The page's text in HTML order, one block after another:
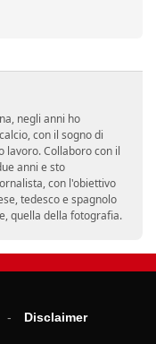
negli anni ho
con il sogno di
lavoro. Collaboro con il
anni e sto
con l'obiettivo
tedesco e spagnolo
quella della fotografia.
Disclaimer